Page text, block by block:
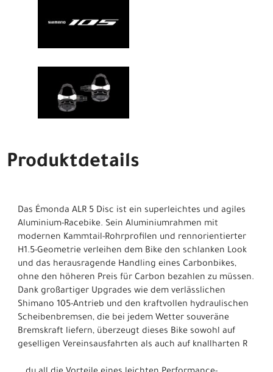
Produktdetails
Das Émonda ALR 5 Disc ist ein superleichtes und agiles
Aluminium-Racebike. Sein Aluminiumrahmen mit
modernen Kammtail-Rohrprofilen und rennorientierter
H1.5-Geometrie verleihen dem Bike den schlanken Look
und das herausragende Handling eines Carbonbikes,
ohne den höheren Preis für Carbon bezahlen zu müssen.
Dank großartiger Upgrades wie dem verlässlichen
Shimano 105-Antrieb und den kraftvollen hydraulischen
Scheibenbremsen, die bei jedem Wetter souveräne
Bremskraft liefern, überzeugt dieses Bike sowohl auf
geselligen Vereinsausfahrten als auch auf knallharten R